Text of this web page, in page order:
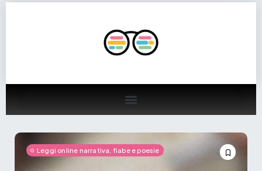
Leggi online narrativa, fiabe e poesie